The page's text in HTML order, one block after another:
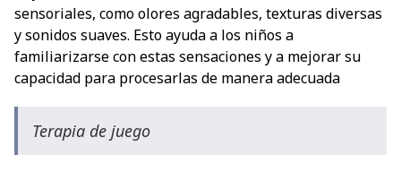
sensoriales, como olores agradables, texturas diversas
y sonidos suaves. Esto ayuda a los niños a
familiarizarse con estas sensaciones y a mejorar su
capacidad para procesarlas de manera adecuada
Terapia de juego